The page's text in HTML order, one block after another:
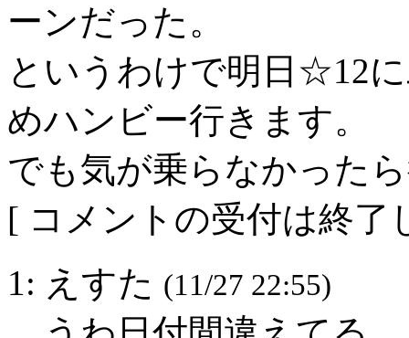
ーンだった。
というわけで明日☆12
めハンビー行きます。
でも気が乗らなかった
[ コメントの受付は終了
1: えすた (11/27 22:55)